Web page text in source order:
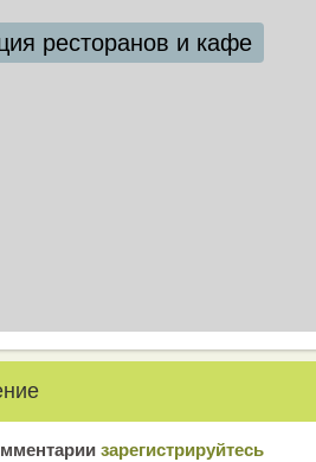
ресторанов и кафе
зарeгиcтрирyйтeсь